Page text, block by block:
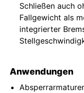
Schließen auch
Fallgewicht als
integrierter
Anwendungen